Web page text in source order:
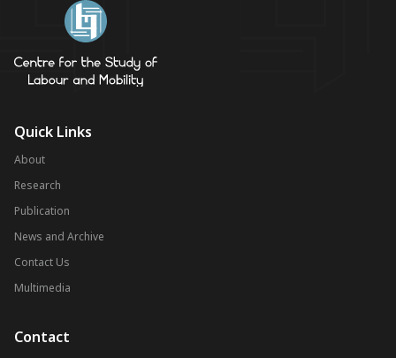
Quick Links
About
Research
Publication
News and Archive
Contact Us
Multimedia
Contact